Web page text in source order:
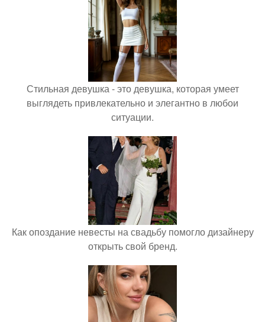
Стильная девушка - это девушка, которая умеет
выглядеть привлекательно и элегантно в любои
ситуации.
Как опоздание невесты на свадьбу помогло дизайнеру
открыть свой бренд.